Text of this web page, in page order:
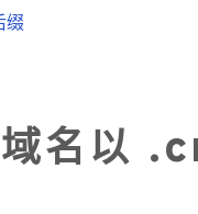
缀
名以